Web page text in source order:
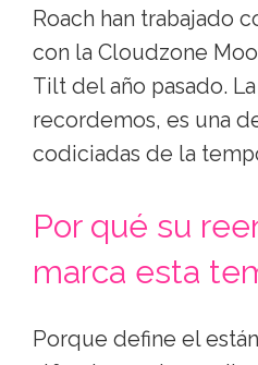
Roach han trabajado
con la Cloudzone
Tilt del año pasado.
recordemos, es una
codiciadas de la
Por qué su
marca esta
Porque define el